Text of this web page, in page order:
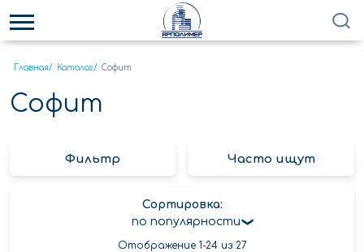
Главная/ Каталог/ Софит
Софит
Фильтр Часто ищут
Сортировка:
по популярности
Отображение 1-24 из 27